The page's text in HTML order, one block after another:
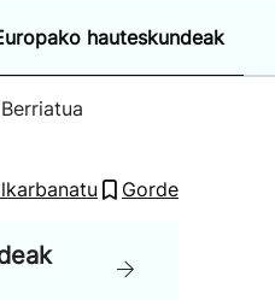
Zuzenekoak
Azken berriak
hauteskundeak
Berriatua
Gorde